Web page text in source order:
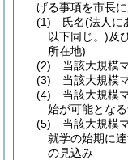
げる事項を市長
(1)
氏名(法人に
以下同じ。)及
所在地)
(2)
当該大規模
(3)
当該大規模
(4)
当該大規模
始が可能とな
(5)
当該大規模
就学の始期に
の見込み